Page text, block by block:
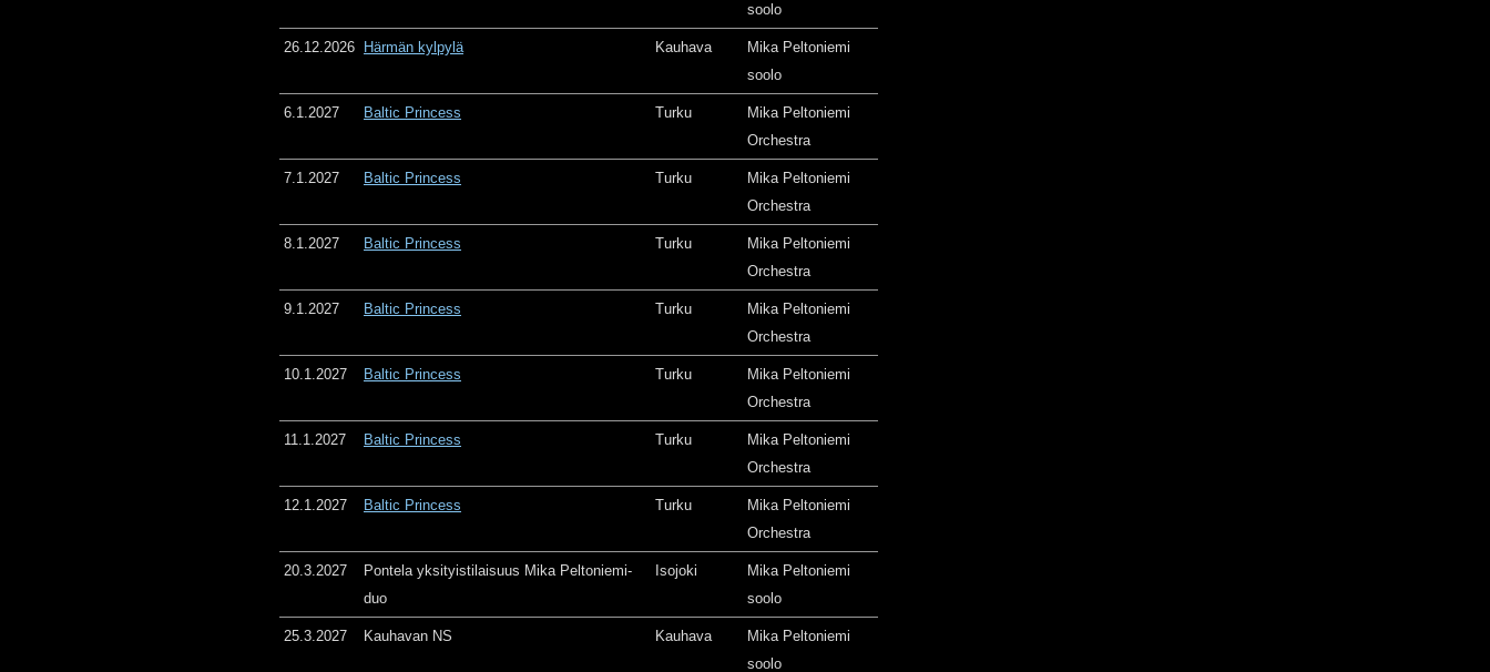
soolo
26.12.2026 Härmän kylpylä Kauhava
Mika Peltoniemi
soolo
6.1.2027 Baltic Princess Turku
Mika Peltoniemi
Orchestra
7.1.2027 Baltic Princess Turku
Mika Peltoniemi
Orchestra
8.1.2027 Baltic Princess Turku
Mika Peltoniemi
Orchestra
9.1.2027 Baltic Princess Turku
Mika Peltoniemi
Orchestra
10.1.2027 Baltic Princess Turku
Mika Peltoniemi
Orchestra
11.1.2027 Baltic Princess Turku
Mika Peltoniemi
Orchestra
12.1.2027 Baltic Princess Turku
Mika Peltoniemi
Orchestra
20.3.2027
Pontela yksityistilaisuus Mika Peltoniemi-
duo
Isojoki
Mika Peltoniemi
soolo
25.3.2027 Kauhavan NS Kauhava
Mika Peltoniemi
soolo